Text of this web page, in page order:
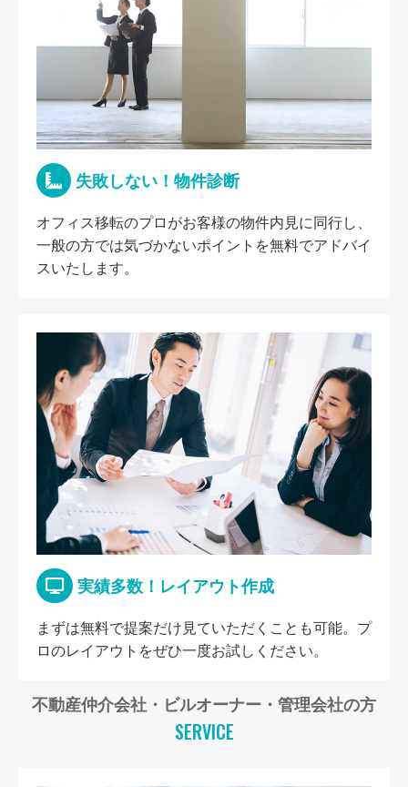
失敗しない！物件診断
オフィス移転のプロがお客様の物件内見に同行し、
一般の方では気づかないポイントを無料でアドバイ
スいたします。
実績多数！レイアウト作成
まずは無料で提案だけ見ていただくことも可能。プ
ロのレイアウトをぜひ一度お試しください。
不動産仲介会社・ビルオーナー・管理会社の方
SERVICE